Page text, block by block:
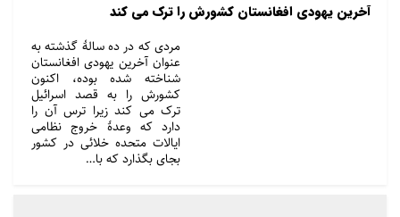
آخرین یهودی افغانستان کشورش را ترک می کند
مردی که در ده سالهٔ گذشته به
عنوان آخرین یهودی افغانستان
شناخته شده بوده، اکنون
کشورش را به قصد اسرائیل
ترک می کند زیرا ترس آن را
دارد که وعدهٔ خروج نظامی
ایالات متحده خلائی در کشور
بجای بگذارد که با…